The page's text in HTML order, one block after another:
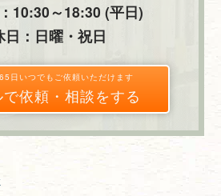
10:30～18:30 (平日)
日：日曜・祝日
日いつでもご依頼いただけます
で依頼・相談をする